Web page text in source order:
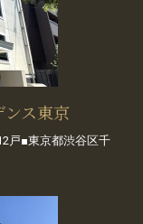
ス東京
戸■東京都渋谷区千